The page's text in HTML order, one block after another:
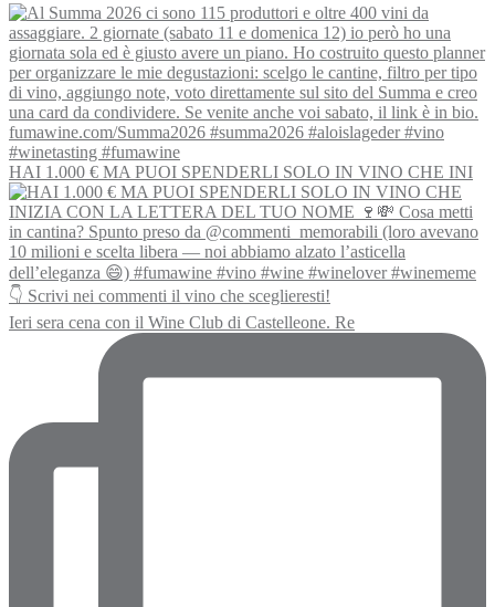
HAI 1.000 € MA PUOI SPENDERLI SOLO IN VINO CHE INI
Ieri sera cena con il Wine Club di Castelleone. Re